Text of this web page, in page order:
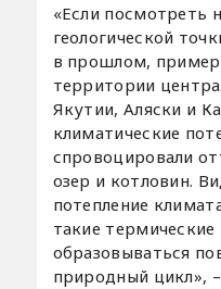
«Если посмотреть
геологической
в прошлом,
территории
Якутии, Аляски и
климатические
спровоцировали
озер и котловин.
потепление
такие
образовываться
природный цикл»,